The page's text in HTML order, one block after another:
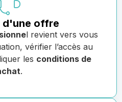
d'une offre
l revient vers vous
vérifier l’accès au
les conditions de
.